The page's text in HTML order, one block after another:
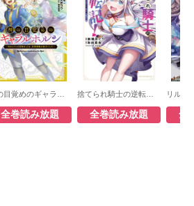
全巻読み放題 全巻読み放題 全